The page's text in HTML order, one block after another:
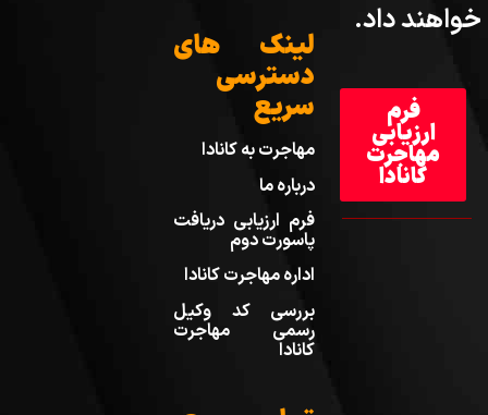
خواهند داد.
فرم
ارزیابی
مهاجرت
کانادا
لینک های
دسترسی
سریع
مهاجرت به کانادا
درباره ما
فرم ارزیابی دریافت
پاسورت دوم
اداره مهاجرت کانادا
بررسی کد وکیل
رسمی مهاجرت
کانادا